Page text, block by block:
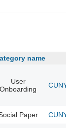
name
User
Onboarding
CUNY
Paper CUNY